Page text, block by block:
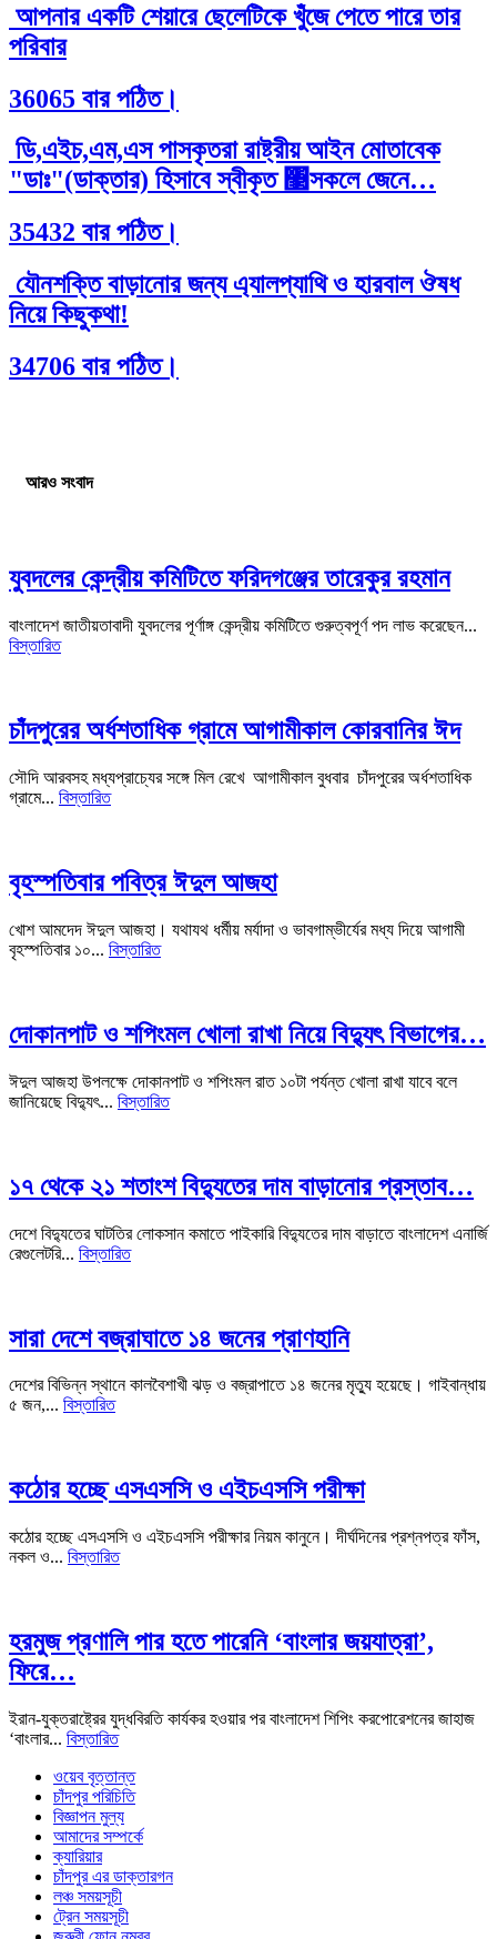
আপনার একটি শেয়ারে ছেলেটিকে খুঁজে পেতে পারে তার
পরিবার
36065 বার পঠিত।
ডি,এইচ,এম,এস পাসকৃতরা রাষ্ট্রীয় আইন মোতাবেক
"ডাঃ"(ডাক্তার) হিসাবে স্বীকৃত ঳সকলে জেনে…
35432 বার পঠিত।
যৌনশক্তি বাড়ানোর জন্য এ্যালপ্যাথি ও হারবাল ঔষধ
নিয়ে কিছুকথা!
34706 বার পঠিত।
আরও সংবাদ
যুবদলের কেন্দ্রীয় কমিটিতে ফরিদগঞ্জের তারেকুর রহমান
বাংলাদেশ জাতীয়তাবাদী যুবদলের পূর্ণাঙ্গ কেন্দ্রীয় কমিটিতে গুরুত্বপূর্ণ পদ লাভ করেছেন...
বিস্তারিত
চাঁদপুরের অর্ধশতাধিক গ্রামে আগামীকাল কোরবানির ঈদ
সৌদি আরবসহ মধ্যপ্রাচ্যের সঙ্গে মিল রেখে আগামীকাল বুধবার চাঁদপুরের অর্ধশতাধিক
গ্রামে... বিস্তারিত
বৃহস্পতিবার পবিত্র ঈদুল আজহা
খোশ আমদেদ ঈদুল আজহা। যথাযথ ধর্মীয় মর্যাদা ও ভাবগাম্ভীর্যের মধ্য দিয়ে আগামী
বৃহস্পতিবার ১০... বিস্তারিত
দোকানপাট ও শপিংমল খোলা রাখা নিয়ে বিদ্যুৎ বিভাগের…
ঈদুল আজহা উপলক্ষে দোকানপাট ও শপিংমল রাত ১০টা পর্যন্ত খোলা রাখা যাবে বলে
জানিয়েছে বিদ্যুৎ... বিস্তারিত
১৭ থেকে ২১ শতাংশ বিদ্যুতের দাম বাড়ানোর প্রস্তাব…
দেশে বিদ্যুতের ঘাটতির লোকসান কমাতে পাইকারি বিদ্যুতের দাম বাড়াতে বাংলাদেশ এনার্জি
রেগুলেটরি... বিস্তারিত
সারা দেশে বজ্রাঘাতে ১৪ জনের প্রাণহানি
দেশের বিভিন্ন স্থানে কালবৈশাখী ঝড় ও বজ্রাপাতে ১৪ জনের মৃত্যু হয়েছে। গাইবান্ধায়
৫ জন,... বিস্তারিত
কঠোর হচ্ছে এসএসসি ও এইচএসসি পরীক্ষা
কঠোর হচ্ছে এসএসসি ও এইচএসসি পরীক্ষার নিয়ম কানুনে। দীর্ঘদিনের প্রশ্নপত্র ফাঁস,
নকল ও... বিস্তারিত
হরমুজ প্রণালি পার হতে পারেনি ‘বাংলার জয়যাত্রা’,
ফিরে…
ইরান-যুক্তরাষ্ট্রের যুদ্ধবিরতি কার্যকর হওয়ার পর বাংলাদেশ শিপিং করপোরেশনের জাহাজ
‘বাংলার... বিস্তারিত
ওয়েব বৃত্তান্ত
চাঁদপুর পরিচিতি
বিজ্ঞাপন মুল্য
আমাদের সম্পর্কে
ক্যারিয়ার
চাঁদপুর এর ডাক্তারগন
লঞ্চ সময়সূচী
ট্রেন সময়সূচী